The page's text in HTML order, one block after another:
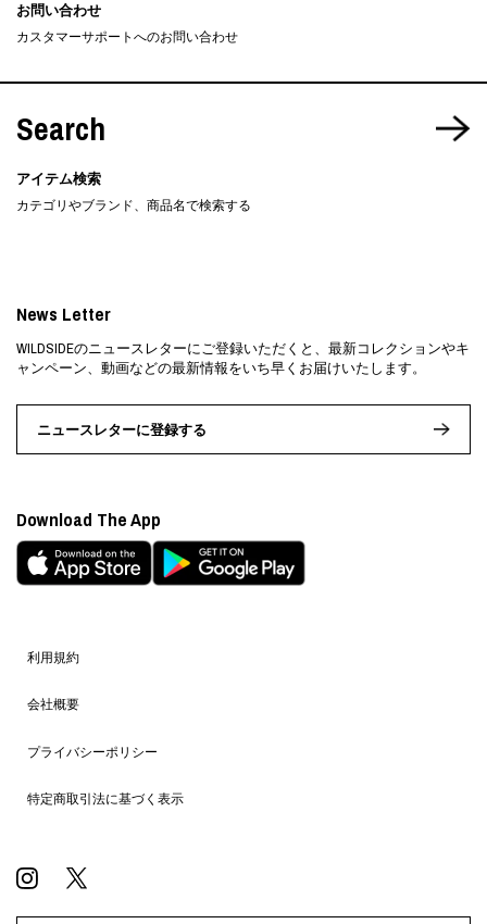
お問い合わせ
カスタマーサポートへのお問い合わせ
Search
アイテム検索
カテゴリやブランド、商品名で検索する
利用規約
会社概要
プライバシーポリシー
特定商取引法に基づく表示
News Letter
WILDSIDEのニュースレターにご登録いただくと、最新コレクションやキ
ャンペーン、動画などの最新情報をいち早くお届けいたします。
ニュースレターに登録する
Download The App